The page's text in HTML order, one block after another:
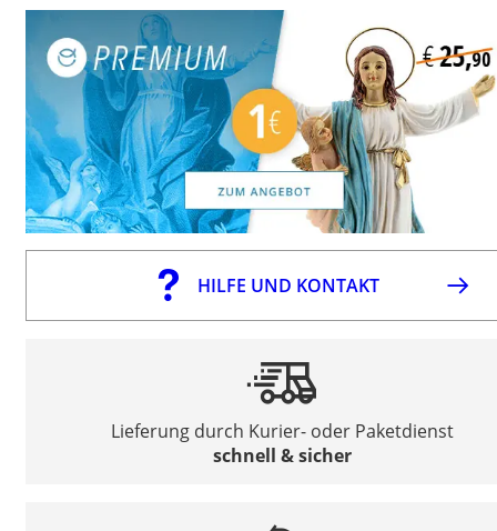
HILFE UND KONTAKT
Lieferung durch Kurier- oder Paketdienst
schnell & sicher